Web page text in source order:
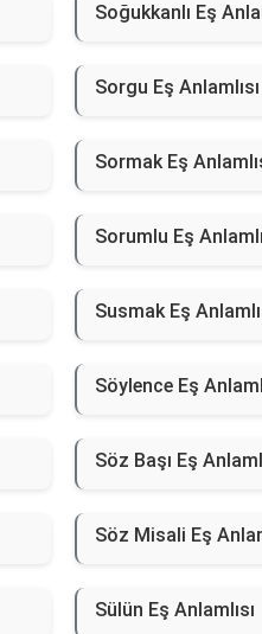
Soğukkanlı Eş
Sorgu Eş Anlamlısı
Sormak Eş
Sorumlu Eş
Susmak Eş
Söylence Eş
Söz Başı Eş
Söz Misali Eş
Sülün Eş Anlamlısı